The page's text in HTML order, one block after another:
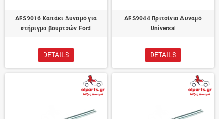
ARS9016 Καπάκι Δυναμό για
στήριγμα βουρτσών Ford
DETAILS
ARS9044 Πριτσίνια Δυναμό
Universal
DETAILS